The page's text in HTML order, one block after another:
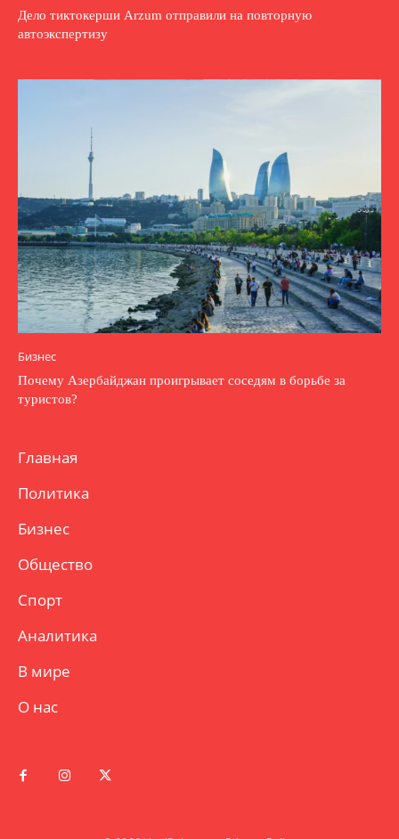
Дело тиктокерши Arzum отправили на повторную
автоэкспертизу
Бизнес
Почему Азербайджан проигрывает соседям в борьбе за
туристов?
Главная
Политика
Бизнес
Общество
Спорт
Аналитика
В мире
О нас